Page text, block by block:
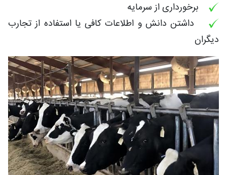
برخورداری از سرمایه
داشتن دانش و اطلاعات کافی یا استفاده از تجارب
دیگران